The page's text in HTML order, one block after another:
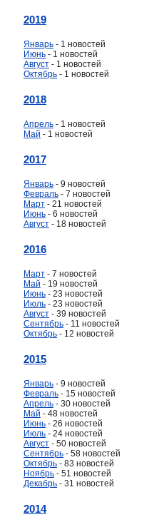
2019
Январь - 1 новостей
Июнь - 1 новостей
Август - 1 новостей
Октябрь - 1 новостей
2018
Апрель - 1 новостей
Май - 1 новостей
2017
Январь - 9 новостей
Февраль - 7 новостей
Март - 21 новостей
Июнь - 6 новостей
Август - 18 новостей
2016
Март - 7 новостей
Май - 19 новостей
Июнь - 23 новостей
Июль - 23 новостей
Август - 39 новостей
Сентябрь - 11 новостей
Октябрь - 12 новостей
2015
Январь - 9 новостей
Февраль - 15 новостей
Апрель - 30 новостей
Май - 48 новостей
Июнь - 26 новостей
Июль - 24 новостей
Август - 50 новостей
Сентябрь - 58 новостей
Октябрь - 83 новостей
Ноябрь - 51 новостей
Декабрь - 31 новостей
2014